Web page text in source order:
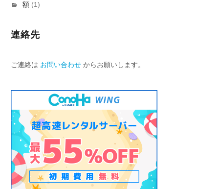
額 (1)
連絡先
ご連絡は お問い合わせ からお願いします。